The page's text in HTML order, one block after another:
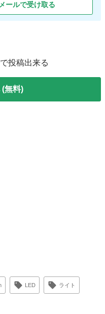
ールで受け取る
投稿出来る
(無料)
LED ライト